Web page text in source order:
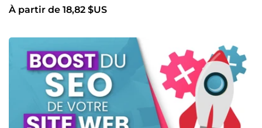
À partir de 18,82 $US